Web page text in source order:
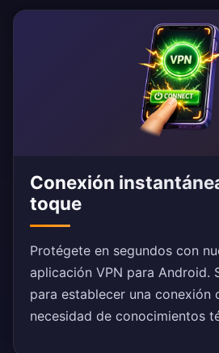
Conexión
toque
Protégete en segundos con
aplicación VPN para Android.
para establecer una conexión
necesidad de conocimientos